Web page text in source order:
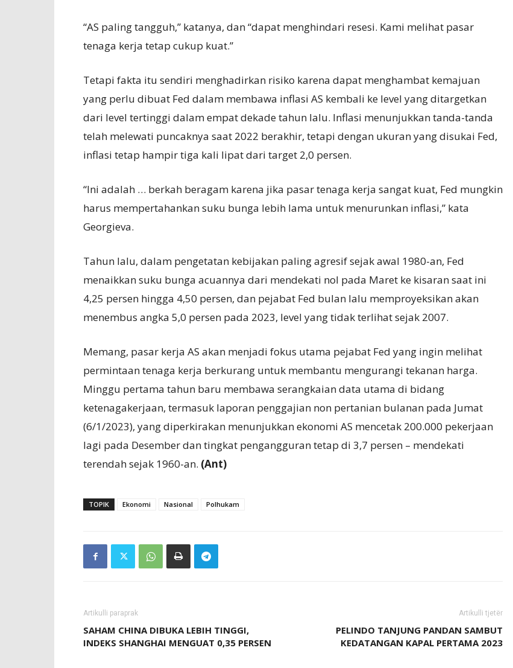
“AS paling tangguh,” katanya, dan “dapat menghindari resesi. Kami melihat pasar
tenaga kerja tetap cukup kuat.”
Tetapi fakta itu sendiri menghadirkan risiko karena dapat menghambat kemajuan
yang perlu dibuat Fed dalam membawa inflasi AS kembali ke level yang ditargetkan
dari level tertinggi dalam empat dekade tahun lalu. Inflasi menunjukkan tanda-tanda
telah melewati puncaknya saat 2022 berakhir, tetapi dengan ukuran yang disukai Fed,
inflasi tetap hampir tiga kali lipat dari target 2,0 persen.
“Ini adalah … berkah beragam karena jika pasar tenaga kerja sangat kuat, Fed mungkin
harus mempertahankan suku bunga lebih lama untuk menurunkan inflasi,” kata
Georgieva.
Tahun lalu, dalam pengetatan kebijakan paling agresif sejak awal 1980-an, Fed
menaikkan suku bunga acuannya dari mendekati nol pada Maret ke kisaran saat ini
4,25 persen hingga 4,50 persen, dan pejabat Fed bulan lalu memproyeksikan akan
menembus angka 5,0 persen pada 2023, level yang tidak terlihat sejak 2007.
Memang, pasar kerja AS akan menjadi fokus utama pejabat Fed yang ingin melihat
permintaan tenaga kerja berkurang untuk membantu mengurangi tekanan harga.
Minggu pertama tahun baru membawa serangkaian data utama di bidang
ketenagakerjaan, termasuk laporan penggajian non pertanian bulanan pada Jumat
(6/1/2023), yang diperkirakan menunjukkan ekonomi AS mencetak 200.000 pekerjaan
lagi pada Desember dan tingkat pengangguran tetap di 3,7 persen – mendekati
terendah sejak 1960-an. (Ant)
TOPIK Ekonomi Nasional Polhukam
Artikulli paraprak
SAHAM CHINA DIBUKA LEBIH TINGGI,
INDEKS SHANGHAI MENGUAT 0,35 PERSEN
Artikulli tjetër
PELINDO TANJUNG PANDAN SAMBUT
KEDATANGAN KAPAL PERTAMA 2023